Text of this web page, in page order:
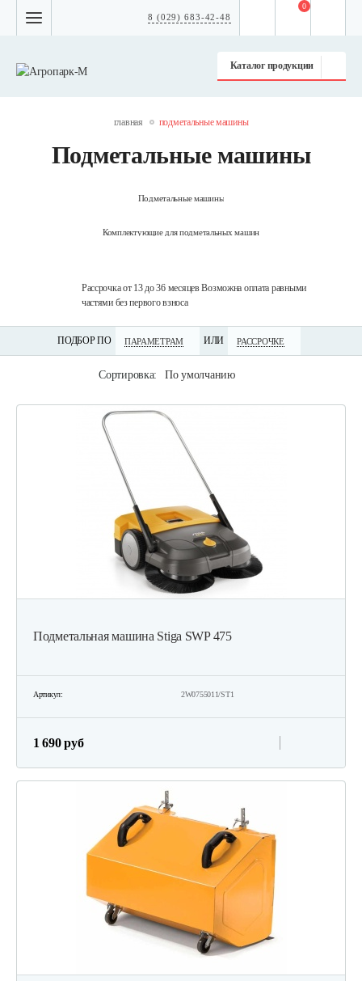
8 (029) 683-42-48
Каталог продукции
0
главная подметальные машины
Подметальные машины
Подметальные машины
Комплектующие для подметальных машин
Рассрочка от 13 до 36 месяцев Возможна оплата равными
частями без первого взноса
ПОДБОР ПО ПАРАМЕТРАМ ИЛИ РАССРОЧКЕ
Сортировка: По умолчанию
Подметальная машина Stiga SWP 475
Артикул: 2W0755011/ST1
1 690 руб